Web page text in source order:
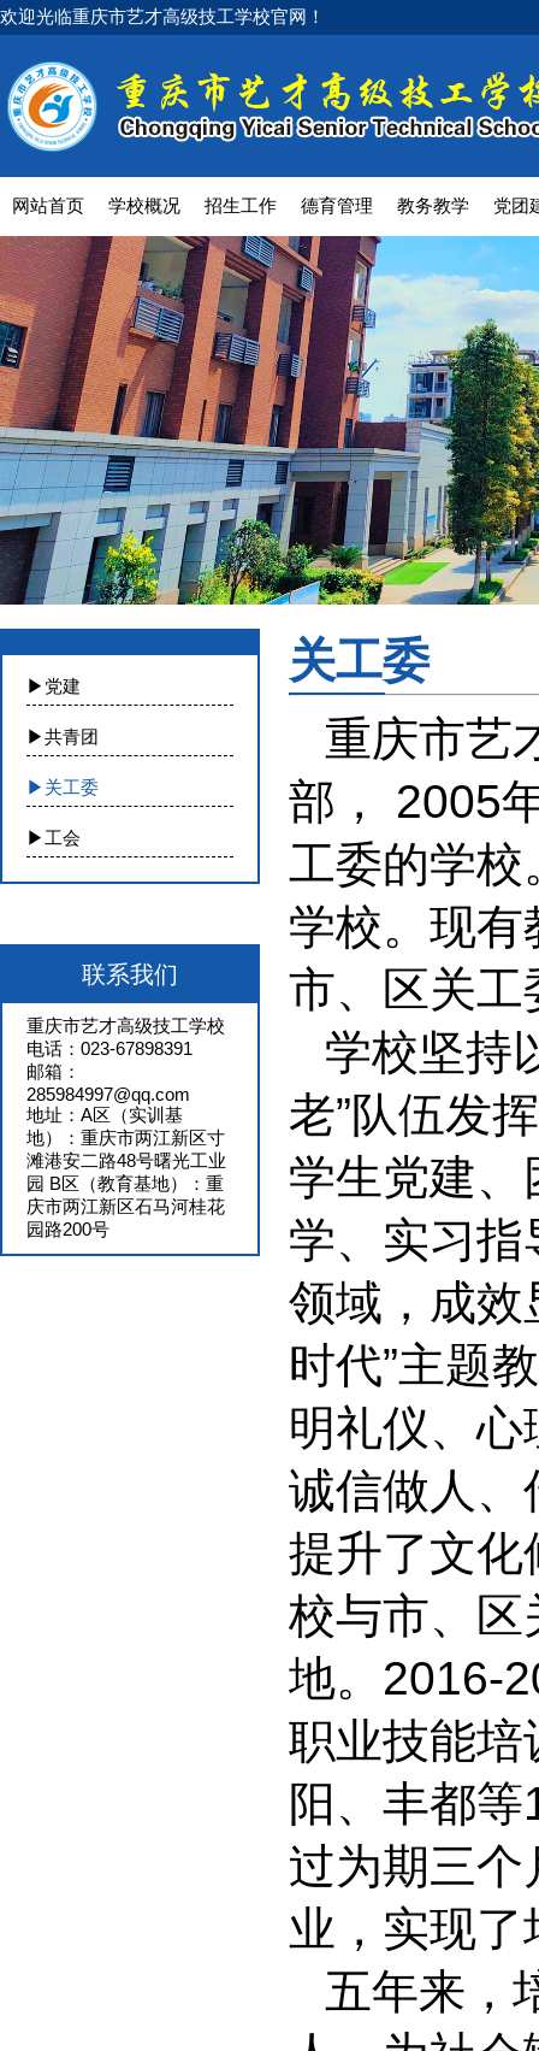
欢迎光临重庆市艺才高级技工学校官网！
网站首页 学校概况 招生工作 德育管理 教务教学 党团
▶党建
▶共青团
▶关工委
▶工会
联系我们
重庆市艺才高级技工学校
电话：023-67898391
邮箱：
285984997@qq.com
地址：A区（实训基
地）：重庆市两江新区寸
滩港安二路48号曙光工业
园 B区（教育基地）：重
庆市两江新区石马河桂花
园路200号
关工委
重庆市艺
部， 2005
工委的学
学校。现
市、区关工
学校坚持
老”队伍发
学生党建
学、实习
领域，成效
时代”主题
明礼仪、
诚信做人、
提升了文化
校与市、区
地。2016-
职业技能培
阳、丰都
过为期三
业，实现
五年来，